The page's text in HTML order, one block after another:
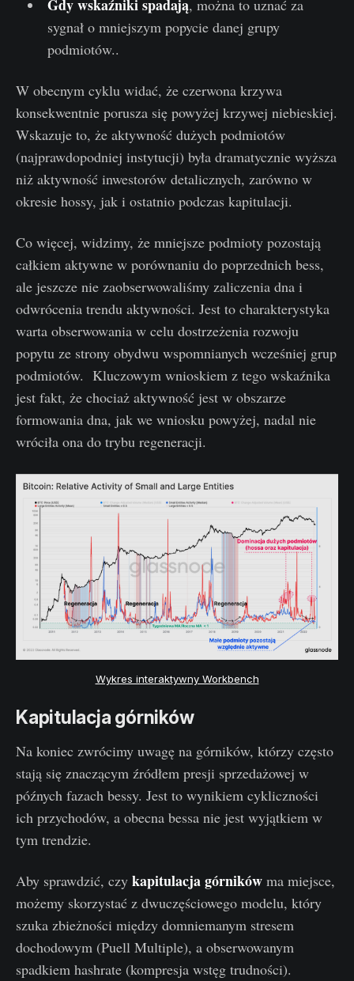
Gdy wskaźniki spadają, można to uznać za
sygnał o mniejszym popycie danej grupy
podmiotów..
W obecnym cyklu widać, że czerwona krzywa
konsekwentnie porusza się powyżej krzywej niebieskiej.
Wskazuje to, że aktywność dużych podmiotów
(najprawdopodniej instytucji) była dramatycznie wyższa
niż aktywność inwestorów detalicznych, zarówno w
okresie hossy, jak i ostatnio podczas kapitulacji.
Co więcej, widzimy, że mniejsze podmioty pozostają
całkiem aktywne w porównaniu do poprzednich bess,
ale jeszcze nie zaobserwowaliśmy zaliczenia dna i
odwrócenia trendu aktywności. Jest to charakterystyka
warta obserwowania w celu dostrzeżenia rozwoju
popytu ze strony obydwu wspomnianych wcześniej grup
podmiotów. Kluczowym wnioskiem z tego wskaźnika
jest fakt, że chociaż aktywność jest w obszarze
formowania dna, jak we wniosku powyżej, nadal nie
wróciła ona do trybu regeneracji.
Wykres interaktywny Workbench
Kapitulacja górników
Na koniec zwrócimy uwagę na górników, którzy często
stają się znaczącym źródłem presji sprzedażowej w
późnych fazach bessy. Jest to wynikiem cykliczności
ich przychodów, a obecna bessa nie jest wyjątkiem w
tym trendzie.
Aby sprawdzić, czy kapitulacja górników ma miejsce,
możemy skorzystać z dwuczęściowego modelu, który
szuka zbieżności między domniemanym stresem
dochodowym (Puell Multiple), a obserwowanym
spadkiem hashrate (kompresja wstęg trudności).